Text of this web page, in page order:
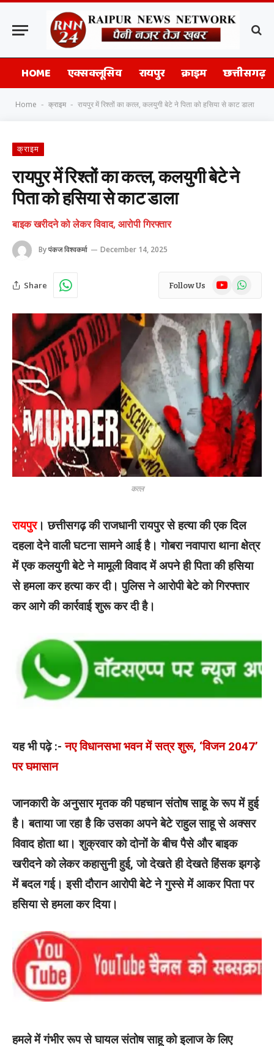
HOME एक्सक्लूसिव रायपुर क्राइम छत्तीसगढ़
Home - क्राइम - रायपुर में रिश्तों का कत्ल, कलयुगी बेटे ने पिता को हसिया से काट डाला
क्राइम
रायपुर में रिश्तों का कत्ल, कलयुगी बेटे ने
पिता को हसिया से काट डाला
बाइक खरीदने को लेकर विवाद, आरोपी गिरफ्तार
Byपंकज विश्वकर्मा December 14, 2025
Share Follow Us YouTubeWhatsApp
कत्ल
रायपुर। छत्तीसगढ़ की राजधानी रायपुर से हत्या की एक दिल
दहला देने वाली घटना सामने आई है। गोबरा नवापारा थाना क्षेत्र
में एक कलयुगी बेटे ने मामूली विवाद में अपने ही पिता की हसिया
से हमला कर हत्या कर दी। पुलिस ने आरोपी बेटे को गिरफ्तार
कर आगे की कार्रवाई शुरू कर दी है।
यह भी पढ़े :-नए विधानसभा भवन में सत्र शुरू, ‘विजन 2047’
पर घमासान
जानकारी के अनुसार मृतक की पहचान संतोष साहू के रूप में हुई
है। बताया जा रहा है कि उसका अपने बेटे राहुल साहू से अक्सर
विवाद होता था। शुक्रवार को दोनों के बीच पैसे और बाइक
खरीदने को लेकर कहासुनी हुई, जो देखते ही देखते हिंसक झगड़े
में बदल गई। इसी दौरान आरोपी बेटे ने गुस्से में आकर पिता पर
हसिया से हमला कर दिया।
हमले में गंभीर रूप से घायल संतोष साहू को इलाज के लिए